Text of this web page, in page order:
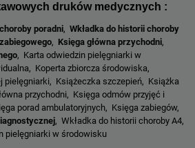
druków medycznych :
poradni, Wkładka do historii choroby
, Księga główna przychodni,
, Karta odwiedzin pielęgniarki w
Koperta zbiorcza środowiska,
pielęgniarki, Książeczka szczepień, Książka
przychodni, Księga odmów przyjęć i
porad ambulatoryjnych, Księga zabiegów,
, Wkładka do historii choroby A4,
pielęgniarki w środowisku